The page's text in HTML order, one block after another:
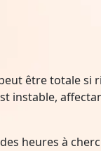
être totale si
instable,
heures à